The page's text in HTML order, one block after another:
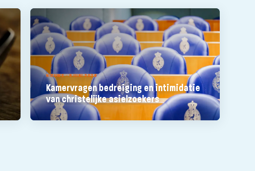
NIEUWS - 9 JUNI 2026
Kamervragen bedreiging en intimidatie
van christelijke asielzoekers